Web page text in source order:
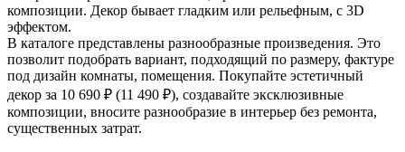
композиции. Декор бывает гладким или рельефным, с 3D
эффектом.
В каталоге представлены разнообразные произведения. Это
позволит подобрать вариант, подходящий по размеру, фактуре
под дизайн комнаты, помещения. Покупайте эстетичный
декор за 10 690 ₽ (11 490 ₽), создавайте эксклюзивные
композиции, вносите разнообразие в интерьер без ремонта,
существенных затрат.